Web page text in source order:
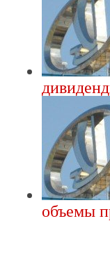
объемы